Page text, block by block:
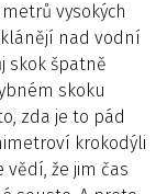
vysokých
nad vodní
skok špatně
skoku
zda je to pád
krokodýli
vědí, že jim čas